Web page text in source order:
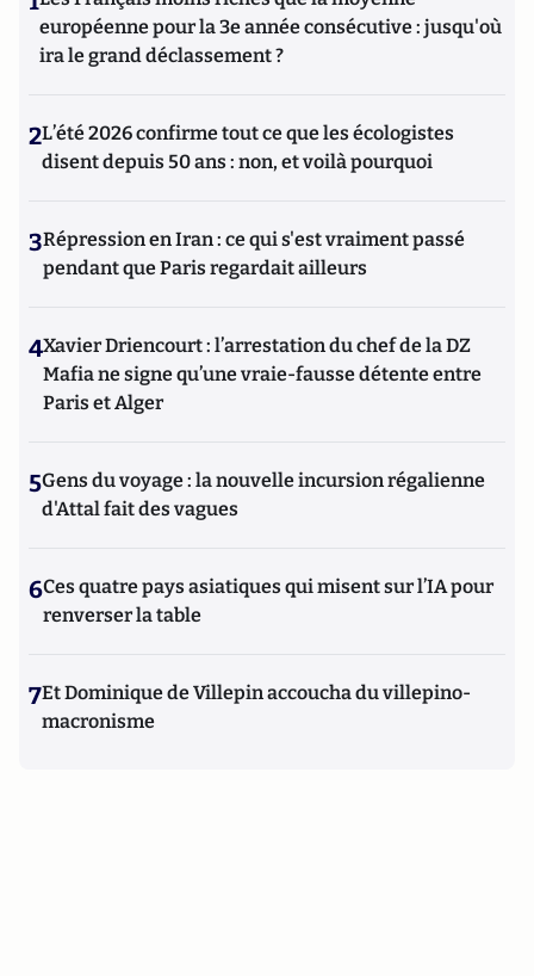
européenne pour la 3e année consécutive : jusqu'où
ira le grand déclassement ?
2L’été 2026 confirme tout ce que les écologistes
disent depuis 50 ans : non, et voilà pourquoi
3Répression en Iran : ce qui s'est vraiment passé
pendant que Paris regardait ailleurs
4Xavier Driencourt : l’arrestation du chef de la DZ
Mafia ne signe qu’une vraie-fausse détente entre
Paris et Alger
5Gens du voyage : la nouvelle incursion régalienne
d'Attal fait des vagues
6Ces quatre pays asiatiques qui misent sur l’IA pour
renverser la table
7Et Dominique de Villepin accoucha du villepino-
macronisme